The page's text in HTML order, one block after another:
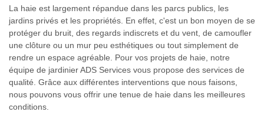
La haie est largement répandue dans les parcs publics, les
jardins privés et les propriétés. En effet, c'est un bon moyen de se
protéger du bruit, des regards indiscrets et du vent, de camoufler
une clôture ou un mur peu esthétiques ou tout simplement de
rendre un espace agréable. Pour vos projets de haie, notre
équipe de jardinier ADS Services vous propose des services de
qualité. Grâce aux différentes interventions que nous faisons,
nous pouvons vous offrir une tenue de haie dans les meilleures
conditions.